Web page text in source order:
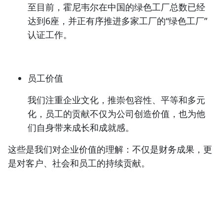
至目前，霍尼韦尔在中国的绿色工厂总数已经
达到6座 ，并正有序推进多家工厂的“绿色工厂”
认证工作。
员工价值
我们注重企业文化，推崇包容性、平等和多元
化 ，员工的贡献不仅为公司创造价值，也为他
们自身带来成长和成就感。
这些是我们对企业价值的理解： 不仅是财务成果，更
是对客户、社会和员工的持续贡献。